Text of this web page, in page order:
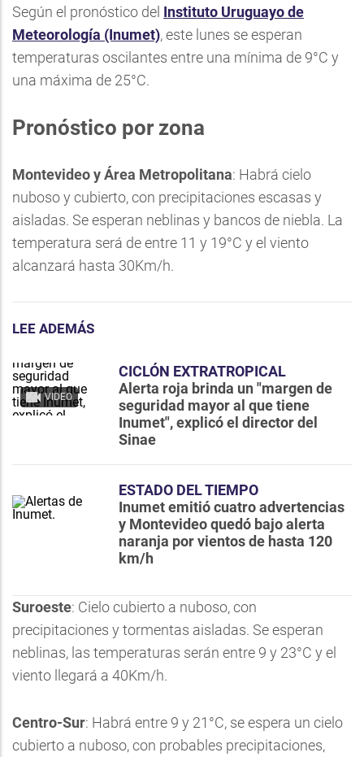
Según el pronóstico del Instituto Uruguayo de
Meteorología (Inumet), este lunes se esperan
temperaturas oscilantes entre una mínima de 9°C y
una máxima de 25°C.
Pronóstico por zona
Montevideo y Área Metropolitana: Habrá cielo
nuboso y cubierto, con precipitaciones escasas y
aisladas. Se esperan neblinas y bancos de niebla. La
temperatura será de entre 11 y 19°C y el viento
alcanzará hasta 30Km/h.
LEE ADEMÁS
VIDEO
CICLÓN EXTRATROPICAL
Alerta roja brinda un "margen de
seguridad mayor al que tiene
Inumet", explicó el director del
Sinae
ESTADO DEL TIEMPO
Inumet emitió cuatro advertencias
y Montevideo quedó bajo alerta
naranja por vientos de hasta 120
km/h
Suroeste: Cielo cubierto a nuboso, con
precipitaciones y tormentas aisladas. Se esperan
neblinas, las temperaturas serán entre 9 y 23°C y el
viento llegará a 40Km/h.
Centro-Sur: Habrá entre 9 y 21°C, se espera un cielo
cubierto a nuboso, con probables precipitaciones,